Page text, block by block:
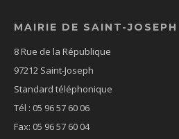
MAIRIE DE SAINT-JOSEPH
8 Rue de la République
97212 Saint-Joseph
Standard téléphonique
Tél : 05 96 57 60 06
Fax: 05 96 57 60 04